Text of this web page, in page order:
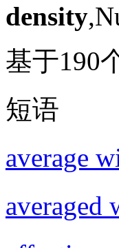
density
基于190
短语
average
averaged